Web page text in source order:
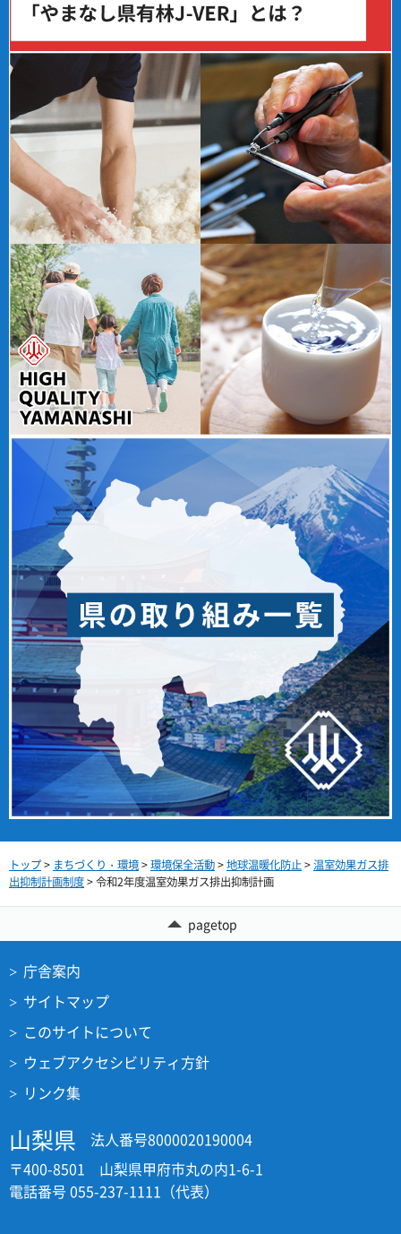
トップ> まちづくり・環境>環境保全活動>地球温暖化防止>温室効果ガス排
出抑制計画制度> 令和2年度温室効果ガス排出抑制計画
pagetop
庁舎案内
サイトマップ
このサイトについて
ウェブアクセシビリティ方針
リンク集
山梨県
法人番号8000020190004
〒400-8501 山梨県甲府市丸の内1-6-1
電話番号 055-237-1111（代表）